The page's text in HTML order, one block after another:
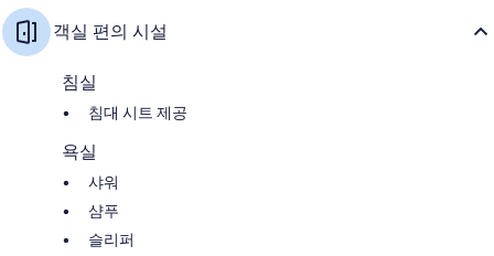
객실 편의 시설
침실
침대 시트 제공
욕실
샤워
샴푸
슬리퍼